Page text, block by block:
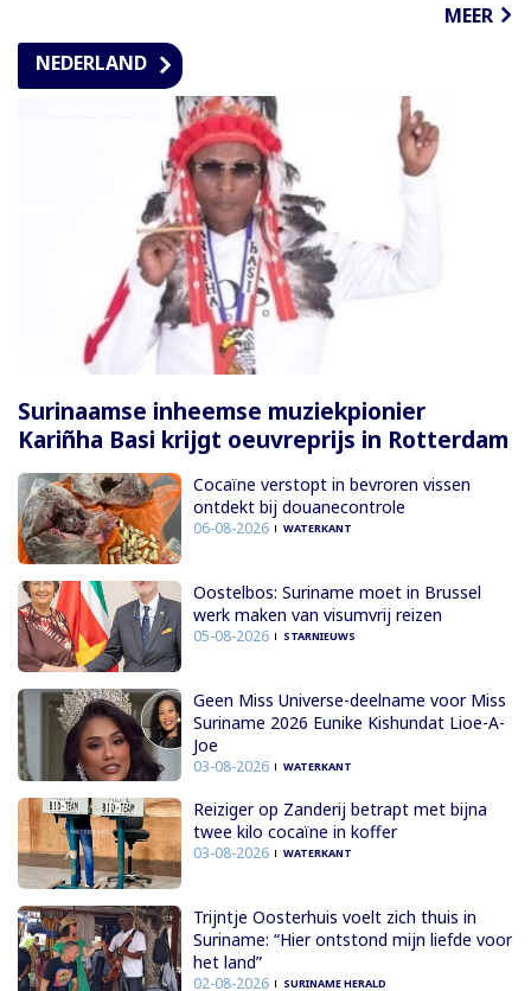
MEER
NEDERLAND
Surinaamse inheemse muziekpionier
Kariñha Basi krijgt oeuvreprijs in Rotterdam
Cocaïne verstopt in bevroren vissen
ontdekt bij douanecontrole
06-08-2026 WATERKANT
Oostelbos: Suriname moet in Brussel
werk maken van visumvrij reizen
05-08-2026 STARNIEUWS
Geen Miss Universe-deelname voor Miss
Suriname 2026 Eunike Kishundat Lioe-A-
Joe
03-08-2026 WATERKANT
Reiziger op Zanderij betrapt met bijna
twee kilo cocaïne in koffer
03-08-2026 WATERKANT
Trijntje Oosterhuis voelt zich thuis in
Suriname: “Hier ontstond mijn liefde voor
het land”
02-08-2026 SURINAME HERALD